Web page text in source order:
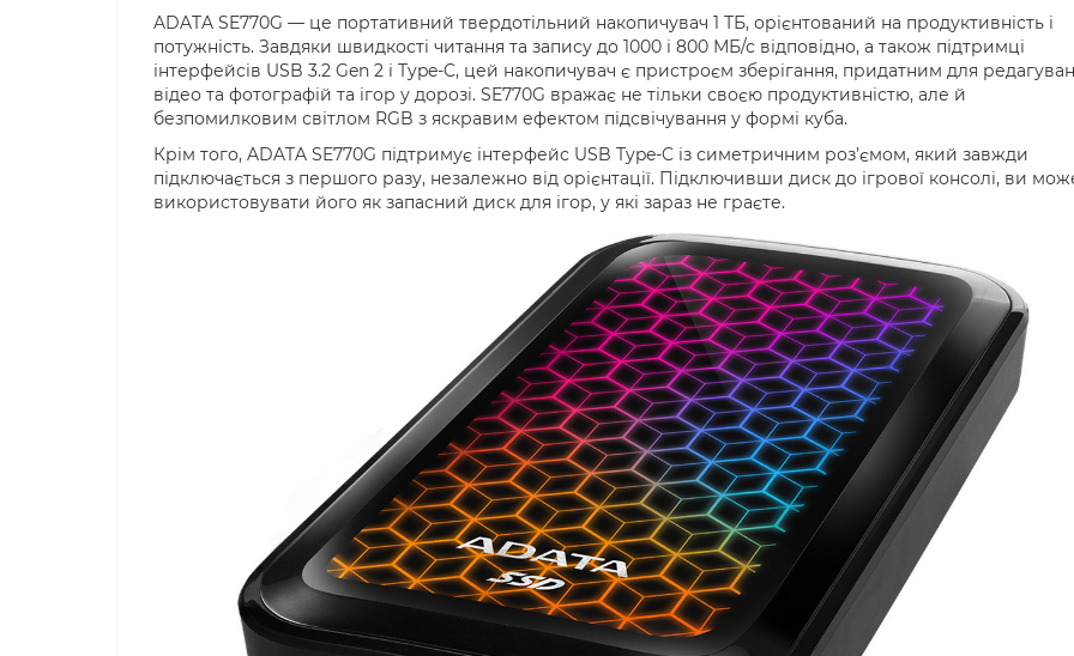
ADATA SE770G — це портативний твердотільний накопичувач 1 ТБ, орієнтований на продуктивність і
потужність. Завдяки швидкості читання та запису до 1000 і 800 МБ/с відповідно, а також підтримці
інтерфейсів USB 3.2 Gen 2 і Type-C, цей накопичувач є пристроєм зберігання, придатним для
відео та фотографій та ігор у дорозі. SE770G вражає не тільки своєю продуктивністю, але й
безпомилковим світлом RGB з яскравим ефектом підсвічування у формі куба.
Крім того, ADATA SE770G підтримує інтерфейс USB Type-C із симетричним роз’ємом, який завжди
підключається з першого разу, незалежно від орієнтації. Підключивши диск до ігрової консолі, ви
використовувати його як запасний диск для ігор, у які зараз не граєте.